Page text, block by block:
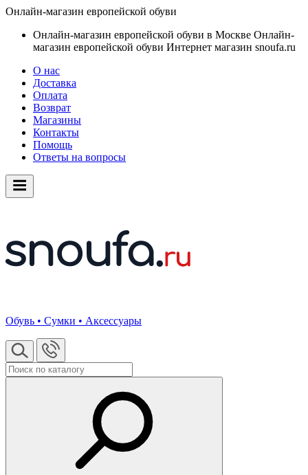
Онлайн-магазин европейской обуви
Онлайн-магазин европейской обуви в Москве Онлайн-
магазин европейской обуви Интернет магазин snoufa.ru
О нас
Доставка
Оплата
Возврат
Магазины
Контакты
Помощь
Ответы на вопросы
Обувь • Сумки • Аксессуары